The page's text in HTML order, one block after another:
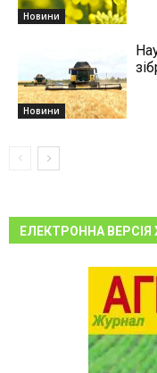
Новини
Новини
ЕЛЕКТРОННА